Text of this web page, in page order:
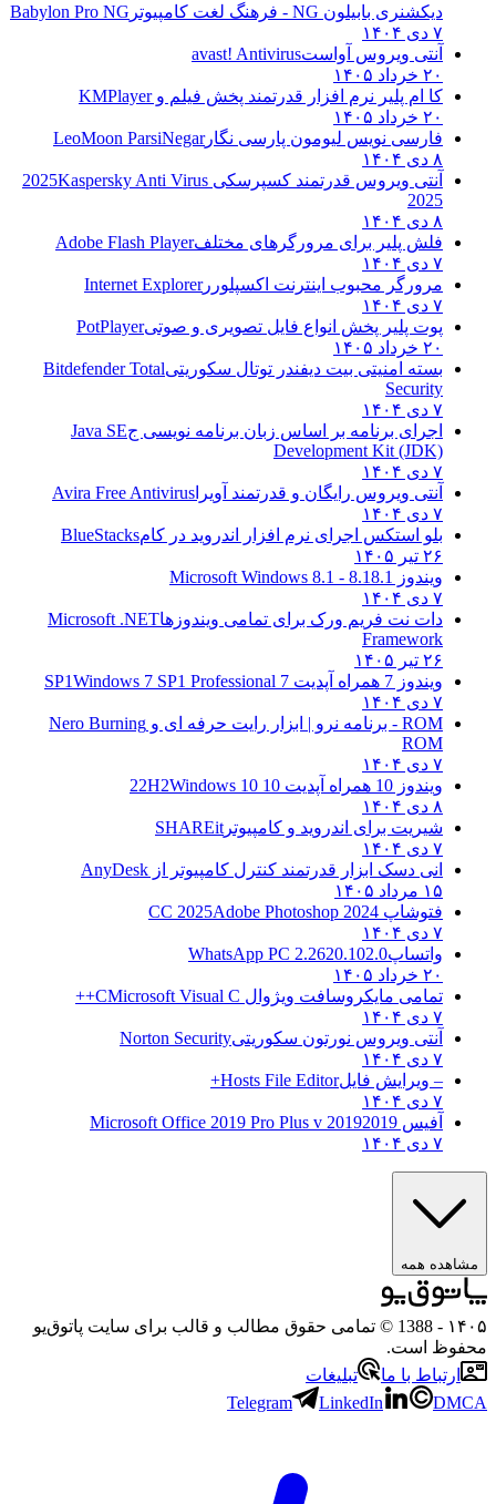
دیکشنری بابیلون NG - فرهنگ لغت کامپیوتر
Babylon Pro NG
۷ دی ۱۴۰۴
آنتی ویروس آواستavast! Antivirus
۲۰ خرداد ۱۴۰۵
کا ام پلیر نرم افزار قدرتمند پخش فیلم وKMPlayer
۲۰ خرداد ۱۴۰۵
فارسی نویس لیومون پارسی نگارLeoMoon ParsiNegar
۸ دی ۱۴۰۴
آنتی ویروس قدرتمند کسپرسکی 2025 Kaspersky Anti Virus
2025
۸ دی ۱۴۰۴
فلش پلیر برای مرورگرهای مختلفAdobe Flash Player
۷ دی ۱۴۰۴
مرورگر محبوب اینترنت اکسپلوررInternet Explorer
۷ دی ۱۴۰۴
پوت پلیر پخش انواع فایل تصویری و صوتیPotPlayer
۲۰ خرداد ۱۴۰۵
بسته امنیتی بیت دیفندر توتال سکوریتیBitdefender Total
Security
۷ دی ۱۴۰۴
اجرای برنامه بر اساس زبان برنامه نویسی جJava SE
Development Kit (JDK)
۷ دی ۱۴۰۴
آنتی ویروس رایگان و قدرتمند آویرا Avira Free Antivirus
۷ دی ۱۴۰۴
بلو استکس اجرای نرم افزار اندروید در کامBlueStacks
۲۶ تیر ۱۴۰۵
ویندوز 8.1
8.1 - Microsoft Windows 8.1
۷ دی ۱۴۰۴
دات نت فریم ورک برای تمامی ویندوزهاMicrosoft .NET
Framework
۲۶ تیر ۱۴۰۵
ویندوز 7 همراه آپدیت 7 SP1
Windows 7 SP1 Professional
۷ دی ۱۴۰۴
ROM - برنامه نرو | ابزار رایت حرفه ای و
Nero Burning
ROM
۷ دی ۱۴۰۴
ویندوز 10 همراه آپدیت 10 22H2
Windows 10
۸ دی ۱۴۰۴
شیریت برای اندروید و کامپیوتر SHAREit
۷ دی ۱۴۰۴
انی دسک ابزار قدرتمند کنترل کامپیوتر از AnyDesk
۱۵ مرداد ۱۴۰۵
فتوشاپ CC 2025 Adobe Photoshop 2024
۷ دی ۱۴۰۴
واتساپWhatsApp PC 2.2620.102.0
۲۰ خرداد ۱۴۰۵
تمامی مایکروسافت ویژوال C Microsoft Visual C++
۷ دی ۱۴۰۴
آنتی ویروس نورتون سکوریتیNorton Security
۷ دی ۱۴۰۴
– ویرایش فایلHosts File Editor+
۷ دی ۱۴۰۴
آفیس 2019 2019 Microsoft Office 2019 Pro Plus v
۷ دی ۱۴۰۴
مشاهده همه
۱۴۰۵
- 1388 © تمامی حقوق مطالب و قالب برای سایت پاتوق‌یو
محفوظ است.
ارتباط با ما
تبلیغات
Telegram
LinkedIn DMCA